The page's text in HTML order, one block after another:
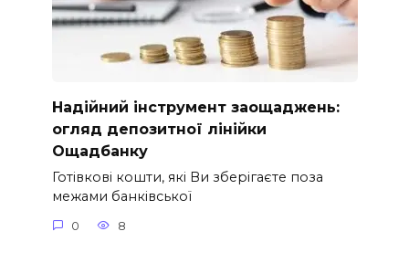
Надійний інструмент заощаджень:
огляд депозитної лінійки
Ощадбанку
Готівкові кошти, які Ви зберігаєте поза
межами банківської
0 8